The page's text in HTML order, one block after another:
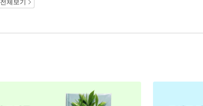
전체보기